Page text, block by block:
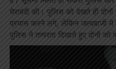
घेराबंदी की। पुलिस को देखते ही दोनों
प्रयास करने लगे, लेकिन जल्दबाजी में
पुलिस ने तत्परता दिखाते हुए दोनों को